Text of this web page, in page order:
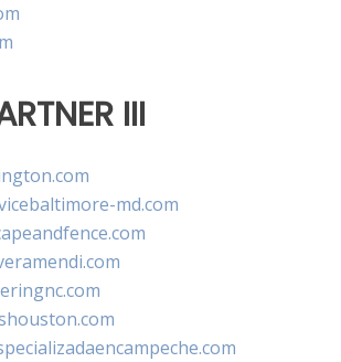
III
md.com